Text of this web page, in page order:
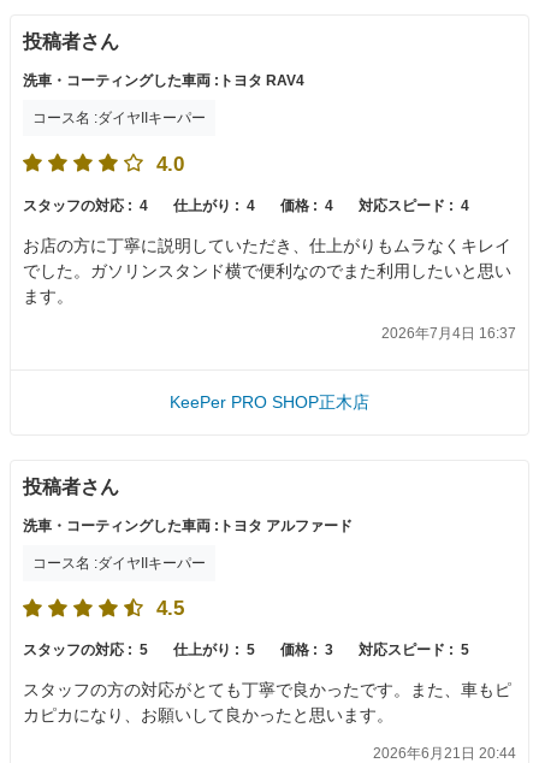
投稿者さん
洗車・コーティングした車両 :トヨタ RAV4
コース名 :ダイヤIIキーパー
4.0
スタッフの対応 : 4 仕上がり : 4 価格 : 4 対応スピード : 4
お店の方に丁寧に説明していただき、仕上がりもムラなくキレイ
でした。ガソリンスタンド横で便利なのでまた利用したいと思い
ます。
2026年7月4日 16:37
KeePer PRO SHOP正木店
投稿者さん
洗車・コーティングした車両 :トヨタ アルファード
コース名 :ダイヤIIキーパー
4.5
スタッフの対応 : 5 仕上がり : 5 価格 : 3 対応スピード : 5
スタッフの方の対応がとても丁寧で良かったです。また、車もピ
カピカになり、お願いして良かったと思います。
2026年6月21日 20:44